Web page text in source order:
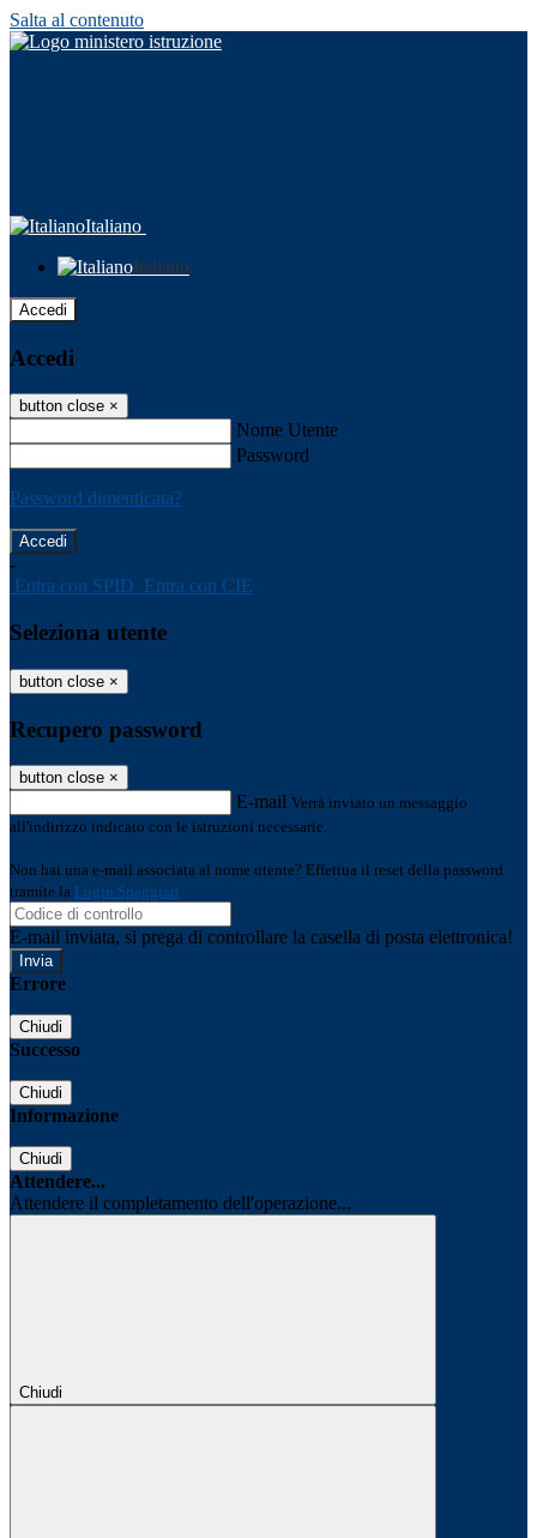
Salta al contenuto
Italiano
Italiano
Accedi
Accedi
button close ×
Nome Utente
Password
Password dimenticata?
-
Entra con SPID Entra con CIE
Seleziona utente
button close ×
Recupero password
button close ×
E-mail Verrà inviato un messaggio
all'indirizzo indicato con le istruzioni necessarie.
Non hai una e-mail associata al nome utente? Effettua il reset della password
tramite la Login Spaggiari
E-mail inviata, si prega di controllare la casella di posta elettronica!
Errore
Chiudi
Successo
Chiudi
Informazione
Chiudi
Attendere...
Attendere il completamento dell'operazione...
Chiudi